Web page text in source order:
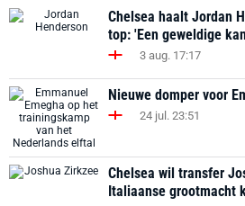
Chelsea haalt Jordan
top: 'Een geweldige
3 aug. 17:17
Nieuwe domper voor
24 jul. 23:51
Chelsea wil transfer
Italiaanse grootmacht